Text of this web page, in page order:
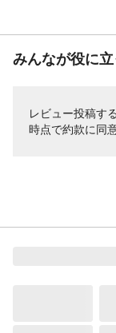
みんなが役に
レビュー投稿す
時点で約款に同